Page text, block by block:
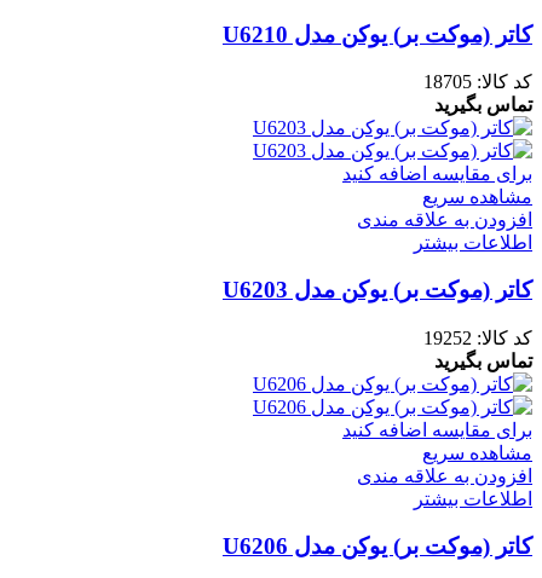
کاتر (موکت بر) یوکن مدل U6210
کد کالا: 18705
تماس بگیرید
برای مقایسه اضافه کنید
مشاهده سریع
افزودن به علاقه مندی
اطلاعات بیشتر
کاتر (موکت بر) یوکن مدل U6203
کد کالا: 19252
تماس بگیرید
برای مقایسه اضافه کنید
مشاهده سریع
افزودن به علاقه مندی
اطلاعات بیشتر
کاتر (موکت بر) یوکن مدل U6206